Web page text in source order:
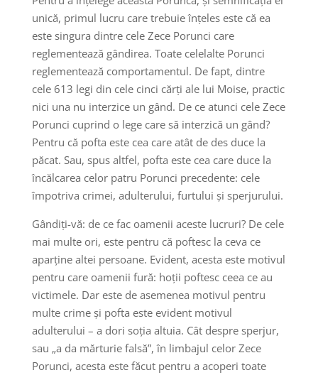
unică, primul lucru care trebuie înțeles este că ea
este singura dintre cele Zece Porunci care
reglementează gândirea. Toate celelalte Porunci
reglementează comportamentul. De fapt, dintre
cele 613 legi din cele cinci cărți ale lui Moise, practic
nici una nu interzice un gând. De ce atunci cele Zece
Porunci cuprind o lege care să interzică un gând?
Pentru că pofta este cea care atât de des duce la
păcat. Sau, spus altfel, pofta este cea care duce la
încălcarea celor patru Porunci precedente: cele
împotriva crimei, adulterului, furtului și sperjurului.
Gândiți-vă: de ce fac oamenii aceste lucruri? De cele
mai multe ori, este pentru că poftesc la ceva ce
aparține altei persoane. Evident, acesta este motivul
pentru care oamenii fură: hoții poftesc ceea ce au
victimele. Dar este de asemenea motivul pentru
multe crime și pofta este evident motivul
adulterului – a dori soția altuia. Cât despre sperjur,
sau „a da mărturie falsă”, în limbajul celor Zece
Porunci, acesta este făcut pentru a acoperi toate